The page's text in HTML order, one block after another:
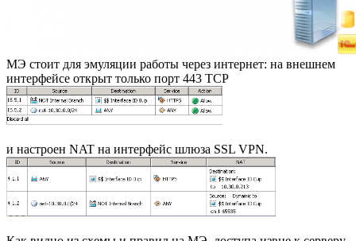
МЭ стоит для эмуляции работы через интернет: на внешнем
интерфейсе открыт только порт 443 TCP
и настроен NAT на интерфейс шлюза SSL VPN.